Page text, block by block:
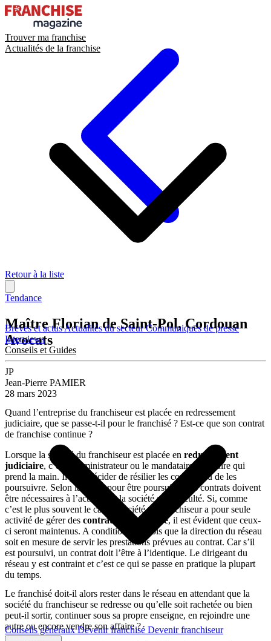
Trouver ma franchise
Actualités de la franchise
Brèves et actusActualités du secteurCommuniqués de presse
Interviews
Conseils et Guides
Conseils générauxDevenir franchisé Devenir franchiseur
Retour à la liste
Tendance
Maître Florian de Saint-Pol, Cordouan
Avocats
JP
Jean-Pierre PAMIER
28 mars 2023
Quand l’entreprise du franchiseur est placée en redressement
judiciaire, que se passe-t-il pour le franchisé ? Est-ce que son contrat
de franchise continue ?
Lorsque la société du franchiseur est placée en redressement
judiciaire, c’est l’administrateur ou le mandataire judiciaire qui
prend la main. Il peut décider de résilier les contrats ou de les
poursuivre. Selon la règle, pour être poursuivis, les contrats doivent
être nécessaires à l’activité de la société en difficulté. Si, comme
c’est le plus souvent le cas, la société du franchiseur a pour seule
activité de gérer des contrats de franchise, il est évident que ceux-
ci seront maintenus. A condition toutefois que la direction du réseau
soit en mesure de servir les prestations prévues au contrat. Car s’il
est poursuivi, un contrat doit l’être à l’identique. Le dirigeant du
réseau y est contraint et c’est ce qui se passe en pratique la plupart
du temps.
Le franchisé doit-il alors rester dans le réseau en attendant que la
société du franchiseur se redresse ou qu’elle soit rachetée ou bien
peut-il sortir, continuer sous sa propre enseigne, en rejoindre une
autre ou encore vendre son affaire ?